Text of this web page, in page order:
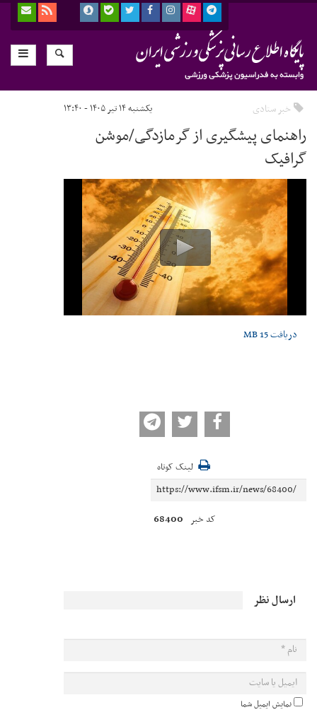
خبر ستادی یکشنبه ۱۴ تیر ۱۴۰۵ - ۱۳:۴۰
راهنمای پیشگیری از گرمازدگی/موشن
گرافیک
دریافت15 MB
لینک کوتاه
کد خبر 68400
ارسال نظر
نمایش ایمیل شما